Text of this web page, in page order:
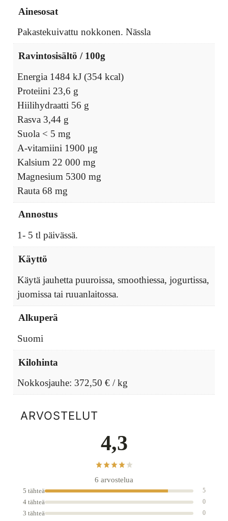
Ainesosat
Pakastekuivattu nokkonen. Nässla
Ravintosisältö / 100g
Energia 1484 kJ (354 kcal)
Proteiini 23,6 g
Hiilihydraatti 56 g
Rasva 3,44 g
Suola < 5 mg
A-vitamiini 1900 μg
Kalsium 22 000 mg
Magnesium 5300 mg
Rauta 68 mg
Annostus
1- 5 tl päivässä.
Käyttö
Käytä jauhetta puuroissa, smoothiessa, jogurtissa,
juomissa tai ruuanlaitossa.
Alkuperä
Suomi
Kilohinta
Nokkosjauhe: 372,50 € / kg
ARVOSTELUT
4,3
6 arvostelua
5 tähteä 5
4 tähteä 0
3 tähteä 0